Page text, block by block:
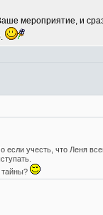
мероприятие, и
если учесть, что Леня
тайны?